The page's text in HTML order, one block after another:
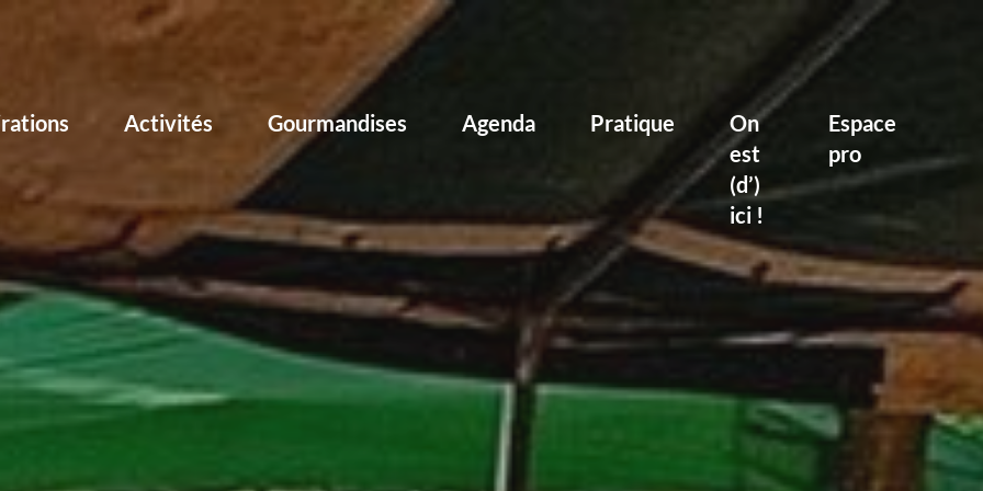
Activités Gourmandises Agenda Pratique
On
est
(d’)
ici !
Espace
pro